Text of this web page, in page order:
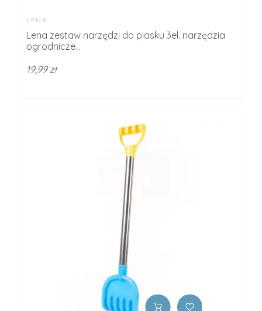
LENA
Lena zestaw narzędzi do piasku 3el. narzędzia
ogrodnicze...
19,99 zł